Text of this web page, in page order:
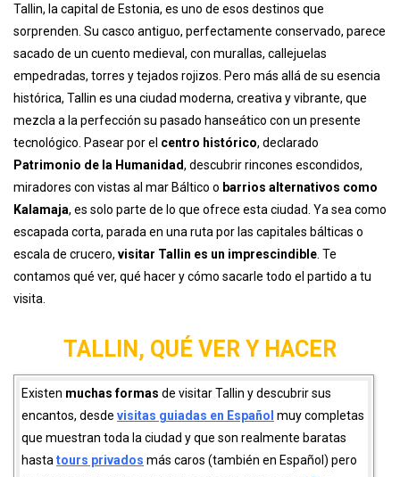
Tallin, la capital de Estonia, es uno de esos destinos que
sorprenden. Su casco antiguo, perfectamente conservado, parece
sacado de un cuento medieval, con murallas, callejuelas
empedradas, torres y tejados rojizos. Pero más allá de su esencia
histórica, Tallin es una ciudad moderna, creativa y vibrante, que
mezcla a la perfección su pasado hanseático con un presente
tecnológico. Pasear por el centro histórico, declarado
Patrimonio de la Humanidad, descubrir rincones escondidos,
miradores con vistas al mar Báltico o barrios alternativos como
Kalamaja, es solo parte de lo que ofrece esta ciudad. Ya sea como
escapada corta, parada en una ruta por las capitales bálticas o
escala de crucero, visitar Tallin es un imprescindible . Te
contamos qué ver, qué hacer y cómo sacarle todo el partido a tu
visita.
TALLIN, QUÉ VER Y HACER
Existen muchas formas de visitar Tallin y descubrir sus
encantos, desde visitas guiadas en Español muy completas
que muestran toda la ciudad y que son realmente baratas
hasta tours privados más caros (también en Español) pero